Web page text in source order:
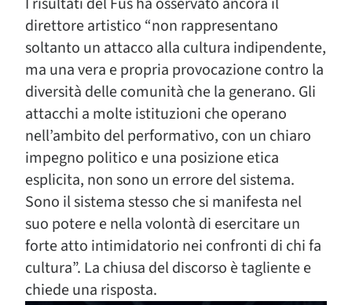
direttore artistico “non rappresentano
soltanto un attacco alla cultura indipendente,
ma una vera e propria provocazione contro la
diversità delle comunità che la generano. Gli
attacchi a molte istituzioni che operano
nell’ambito del performativo, con un chiaro
impegno politico e una posizione etica
esplicita, non sono un errore del sistema.
Sono il sistema stesso che si manifesta nel
suo potere e nella volontà di esercitare un
forte atto intimidatorio nei confronti di chi fa
cultura”. La chiusa del discorso è tagliente e
chiede una risposta.